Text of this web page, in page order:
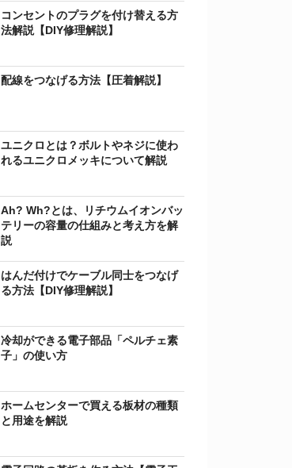
コンセントのプラグを付け替える方
法解説【DIY修理解説】
配線をつなげる方法【圧着解説】
ユニクロとは？ボルトやネジに使わ
れるユニクロメッキについて解説
Ah? Wh?とは、リチウムイオンバッ
テリーの容量の仕組みと考え方を解
説
はんだ付けでケーブル同士をつなげ
る方法【DIY修理解説】
冷却ができる電子部品「ペルチェ素
子」の使い方
ホームセンターで買える板材の種類
と用途を解説